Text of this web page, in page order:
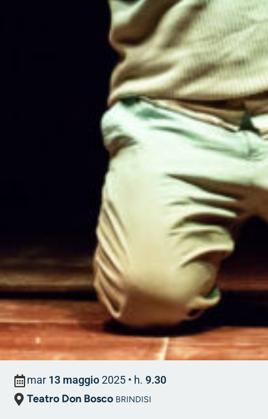
mar 13 maggio2025 • h. 9.30
Teatro Don Bosco BRINDISI